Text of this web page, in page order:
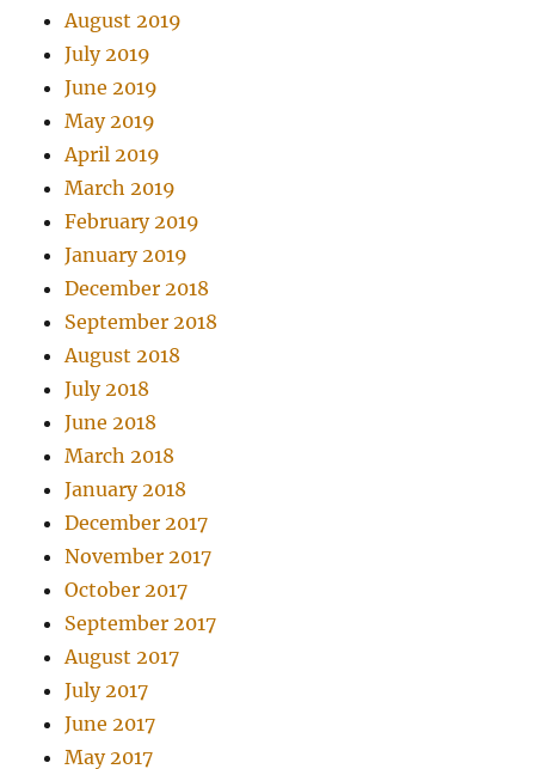
August 2019
July 2019
June 2019
May 2019
April 2019
March 2019
February 2019
January 2019
December 2018
September 2018
August 2018
July 2018
June 2018
March 2018
January 2018
December 2017
November 2017
October 2017
September 2017
August 2017
July 2017
June 2017
May 2017